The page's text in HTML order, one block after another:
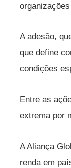
A adesão,
que define
condições
Entre as
extrema por
A Aliança
renda em